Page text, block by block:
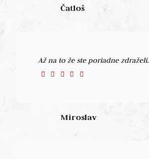
Čatloš
Až na to že ste poriadne zdraželi.
Miroslav